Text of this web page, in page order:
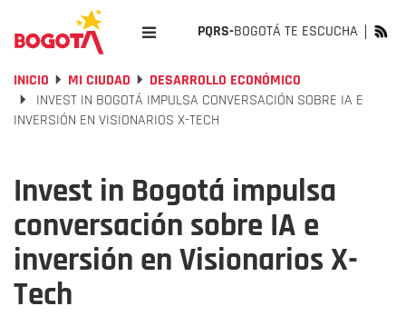
PQRS-BOGOTÁ TE ESCUCHA
INICIO MI CIUDAD
DESARROLLO ECONÓMICO
INVEST IN BOGOTÁ IMPULSA CONVERSACIÓN SOBRE IA E
INVERSIÓN EN VISIONARIOS X-TECH
Invest in Bogotá impulsa
conversación sobre IA e
inversión en Visionarios X-
Tech